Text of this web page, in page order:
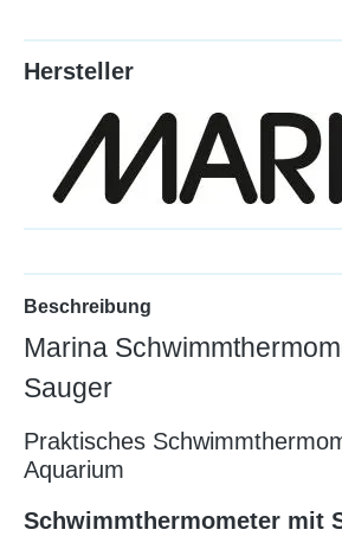
Hersteller
Beschreibung
Marina
Sauger
Praktisches
Aquarium
Schwimmthermometer mit